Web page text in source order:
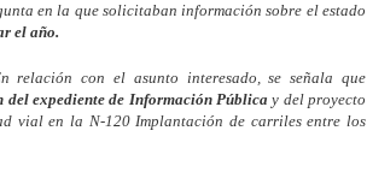
en la que solicitaban información sobre el estado
el año.
relación con el asunto interesado, se señala que
del expediente de Información Públicay del proyecto
vial en la N-120 Implantación de carriles entre los